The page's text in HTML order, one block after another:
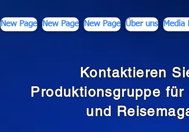
New Page New Page New Page Über uns Media
Kontaktieren
Produktionsgruppe
und